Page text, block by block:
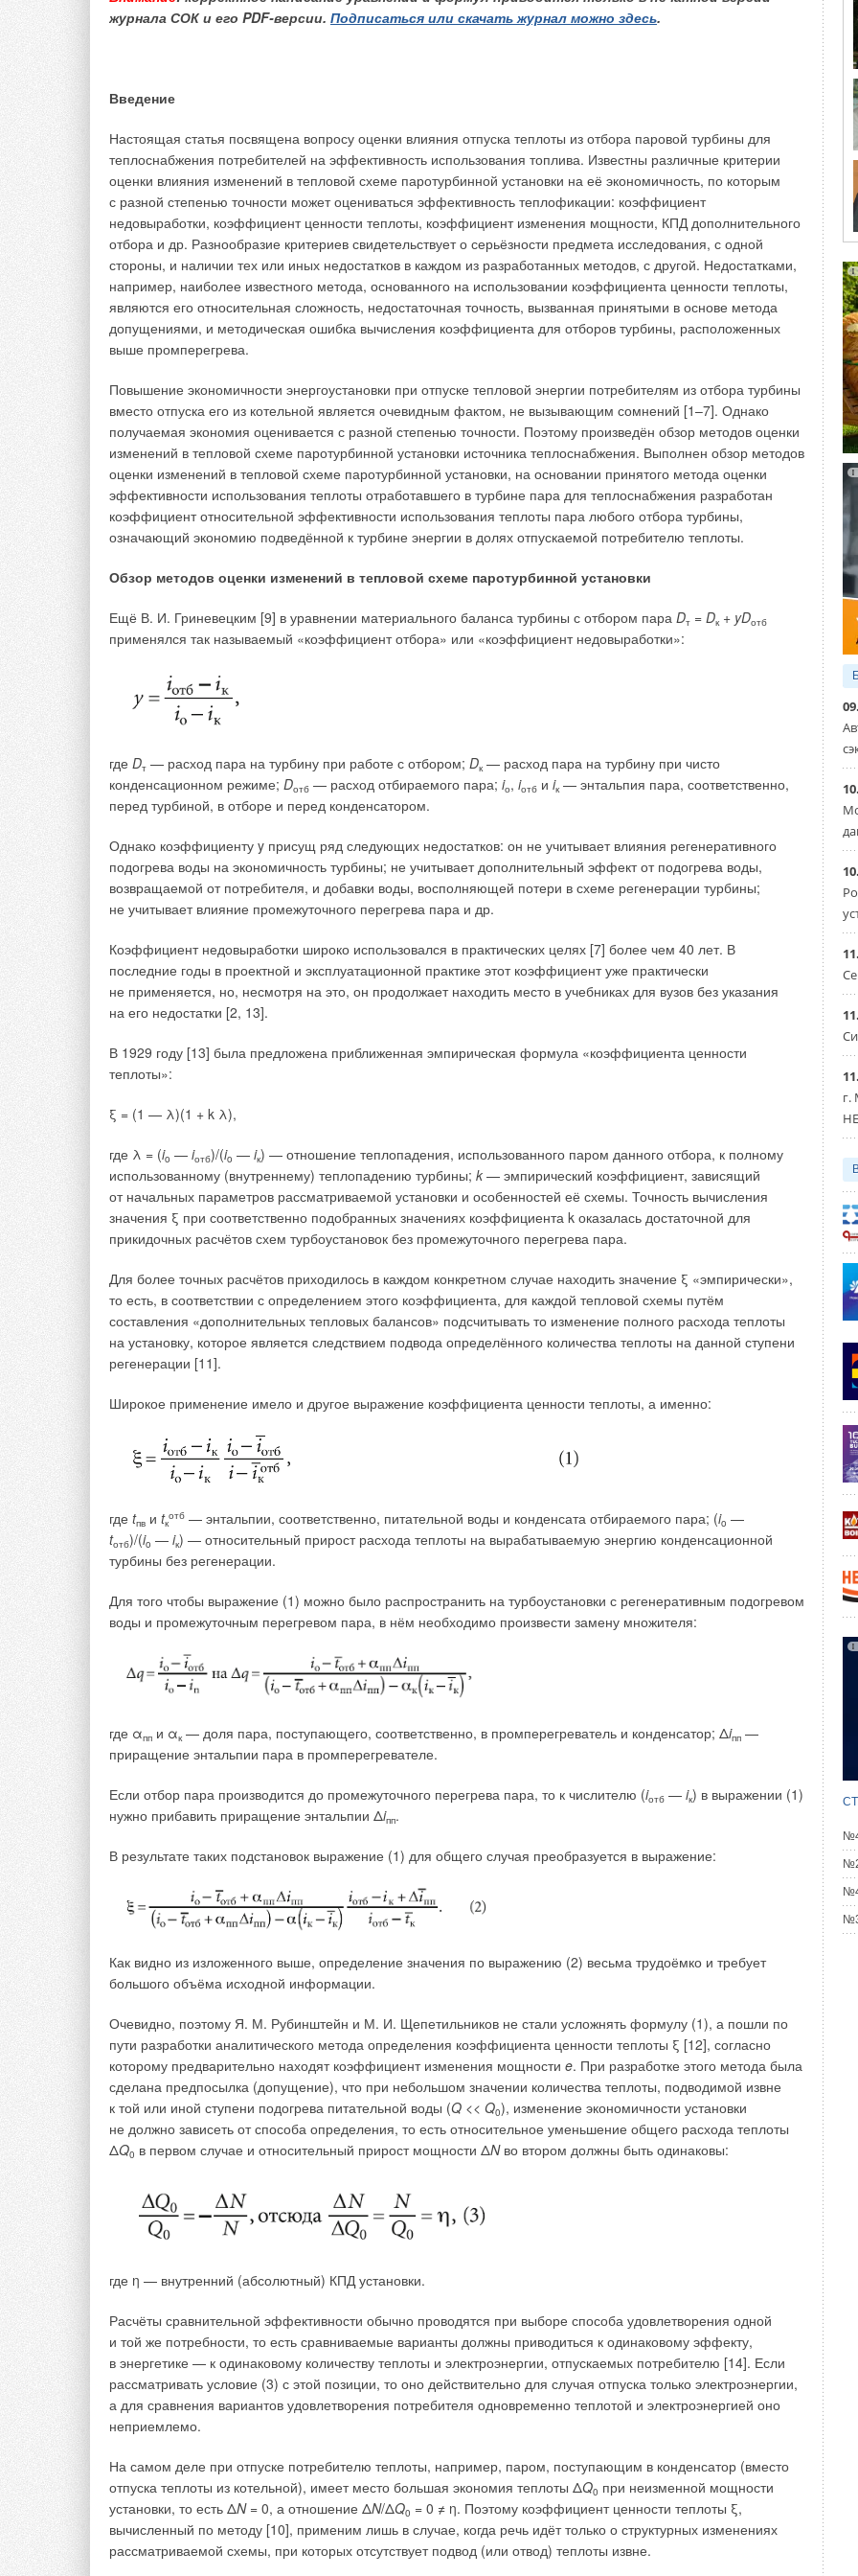
журнала СОК и его PDF-версии. Подписаться или скачать журнал можно здесь.
Введение
Настоящая статья посвящена вопросу оценки влияния отпуска теплоты из отбора паровой турбины для
теплоснабжения потребителей на эффективность использования топлива. Известны различные критерии
оценки влияния изменений в тепловой схеме паротурбинной установки на её экономичность, по которым
с разной степенью точности может оцениваться эффективность теплофикации: коэффициент
недовыработки, коэффициент ценности теплоты, коэффициент изменения мощности, КПД дополнительного
отбора и др. Разнообразие критериев свидетельствует о серьёзности предмета исследования, с одной
стороны, и наличии тех или иных недостатков в каждом из разработанных методов, с другой. Недостатками,
например, наиболее известного метода, основанного на использовании коэффициента ценности теплоты,
являются его относительная сложность, недостаточная точность, вызванная принятыми в основе метода
допущениями, и методическая ошибка вычисления коэффициента для отборов турбины, расположенных
выше промперегрева.
Повышение экономичности энергоустановки при отпуске тепловой энергии потребителям из отбора турбины
вместо отпуска его из котельной является очевидным фактом, не вызывающим сомнений [1–7]. Однако
получаемая экономия оценивается с разной степенью точности. Поэтому произведён обзор методов оценки
изменений в тепловой схеме паротурбинной установки источника теплоснабжения. Выполнен обзор методов
оценки изменений в тепловой схеме паротурбинной установки, на основании принятого метода оценки
эффективности использования теплоты отработавшего в турбине пара для теплоснабжения разработан
коэффициент относительной эффективности использования теплоты пара любого отбора турбины,
означающий экономию подведённой к турбине энергии в долях отпускаемой потребителю теплоты.
Обзор методов оценки изменений в тепловой схеме паротурбинной установки
Ещё В. И. Гриневецким [9] в уравнении материального баланса турбины с отбором пара Dт = Dк + yDотб
применялся так называемый «коэффициент отбора» или «коэффициент недовыработки»:
где Dт — расход пара на турбину при работе с отбором; Dк — расход пара на турбину при чисто
конденсационном режиме; Dотб — расход отбираемого пара; iо, iотб и iк — энтальпия пара, соответственно,
перед турбиной, в отборе и перед конденсатором.
Однако коэффициенту y присущ ряд следующих недостатков: он не учитывает влияния регенеративного
подогрева воды на экономичность турбины; не учитывает дополнительный эффект от подогрева воды,
возвращаемой от потребителя, и добавки воды, восполняющей потери в схеме регенерации турбины;
не учитывает влияние промежуточного перегрева пара и др.
Коэффициент недовыработки широко использовался в практических целях [7] более чем 40 лет. В
последние годы в проектной и эксплуатационной практике этот коэффициент уже практически
не применяется, но, несмотря на это, он продолжает находить место в учебниках для вузов без указания
на его недостатки [2, 13].
В 1929 году [13] была предложена приближенная эмпирическая формула «коэффициента ценности
теплоты»:
ξ = (1 — λ)(1 + k λ),
где λ = (io — iотб)/(io — iк) — отношение теплопадения, использованного паром данного отбора, к полному
использованному (внутреннему) теплопадению турбины; k — эмпирический коэффициент, зависящий
от начальных параметров рассматриваемой установки и особенностей её схемы. Точность вычисления
значения ξ при соответственно подобранных значениях коэффициента k оказалась достаточной для
прикидочных расчётов схем турбоустановок без промежуточного перегрева пара.
Для более точных расчётов приходилось в каждом конкретном случае находить значение ξ «эмпирически»,
то есть, в соответствии с определением этого коэффициента, для каждой тепловой схемы путём
составления «дополнительных тепловых балансов» подсчитывать то изменение полного расхода теплоты
на установку, которое является следствием подвода определённого количества теплоты на данной ступени
регенерации [11].
Широкое применение имело и другое выражение коэффициента ценности теплоты, а именно:
где tпв и tк
отб — энтальпии, соответственно, питательной воды и конденсата отбираемого пара; (io —
tотб)/(io — iк) — относительный прирост расхода теплоты на вырабатываемую энергию конденсационной
турбины без регенерации.
Для того чтобы выражение (1) можно было распространить на турбоустановки с регенеративным подогревом
воды и промежуточным перегревом пара, в нём необходимо произвести замену множителя:
где αпп и αк — доля пара, поступающего, соответственно, в промперегреватель и конденсатор; Δiпп —
приращение энтальпии пара в промперегревателе.
Если отбор пара производится до промежуточного перегрева пара, то к числителю (iотб — iк) в выражении (1)
нужно прибавить приращение энтальпии Δiпп.
В результате таких подстановок выражение (1) для общего случая преобразуется в выражение:
Как видно из изложенного выше, определение значения по выражению (2) весьма трудоёмко и требует
большого объёма исходной информации.
Очевидно, поэтому Я. М. Рубинштейн и М. И. Щепетильников не стали усложнять формулу (1), а пошли по
пути разработки аналитического метода определения коэффициента ценности теплоты ξ [12], согласно
которому предварительно находят коэффициент изменения мощности e. При разработке этого метода была
сделана предпосылка (допущение), что при небольшом значении количества теплоты, подводимой извне
к той или иной ступени подогрева питательной воды (Q << Q0), изменение экономичности установки
не должно зависеть от способа определения, то есть относительное уменьшение общего расхода теплоты
ΔQ0 в первом случае и относительный прирост мощности ΔNво втором должны быть одинаковы:
где η — внутренний (абсолютный) КПД установки.
Расчёты сравнительной эффективности обычно проводятся при выборе способа удовлетворения одной
и той же потребности, то есть сравниваемые варианты должны приводиться к одинаковому эффекту,
в энергетике — к одинаковому количеству теплоты и электроэнергии, отпускаемых потребителю [14]. Если
рассматривать условие (3) с этой позиции, то оно действительно для случая отпуска только электроэнергии,
а для сравнения вариантов удовлетворения потребителя одновременно теплотой и электроэнергией оно
неприемлемо.
На самом деле при отпуске потребителю теплоты, например, паром, поступающим в конденсатор (вместо
отпуска теплоты из котельной), имеет место большая экономия теплоты ΔQ0 при неизменной мощности
установки, то есть ΔN= 0, а отношение ΔN/ΔQ0 = 0 ≠ η. Поэтому коэффициент ценности теплоты ξ,
вычисленный по методу [10], применим лишь в случае, когда речь идёт только о структурных изменениях
рассматриваемой схемы, при которых отсутствует подвод (или отвод) теплоты извне.
г.
вентилируемым воздушным зазором для энергоэффективных зданий с комплексом ВИЭ.
используется как канал для движения тёплого осушенного вытяжного воздуха. Наружный слой
фасадной панели может выполняться с дополнительным слоем из тонкоплёночных солнечных
панелей. Использование многослойных фасадных панелей значительно сокращает расход
тепловой энергии на отопление и вентиляцию здания.
Введение
В настоящее время в мировом сообществе особо актуальна проблема экономии энергетических ресурсов.
Развитые страны в решении данной проблемы делают упор на сокращение удельного энергопотребления
Основными факторами, влияющими на развитие в мире возобновляемой энергетики, являются: сокращение
запасов топливных ресурсов, увеличение стоимости ископаемого топлива, быстрый рост населения Земли
[1], рост энергопотребления, повышение температуры биосферы, необходимость снижения выбросов
парниковых газов и многое другое.
С конца XX века можно было наблюдать резкий рост человеческой популяции (рис. 1). К примеру, в 1987
в 8 млрд. Одновременно с ростом населения растёт энергопотребление, в результате чего происходит
резкое увеличение объёмов выбросов парниковых газов (углекислого газа, метана, оксида азота и т. п.),
земной биосферы к 2100 году может составить +5°C [3].
Строительство и эксплуатация зданий и сооружений производят более половины выбросов всех парниковых
газов [2]. Таким образом, энергосберегающие технологии в строительстве становятся приоритетной задачей
для проектировщиков и строителей.
Кроме того, в связи с действующей госпрограммой «Социально-экономическое развитие Дальневосточного
федерального округа» и «Стратегией развития Арктической зоны РФ» развитие и создание новых
с экстремальными природно-климатическими условиями становятся необходимыми.
условия, удалённость от основных промышленных центров, малая плотность населения.
Например, общая площадь регионов, входящих в «Программу освоения земель Дальнего Востока»
(Забайкальский, Приморский, Хабаровский и Камчатский края, Республика Бурятия, ЕАО, Республика Саха,
плотность населения по перечисленным областям и республикам составляет 1,0 человек на 1 км².
Перечисленные особенности делают развитие подобных «удалённых» территорий затруднительным.
Конструкция многослойной фасадной панели
Произведённый анализ современных фасадных решений позволил создать новый тип многослойной
фасадной панели (МФП) [4]. Прототипом для многослойной фасадной панели послужил один из трендов
Основоположником идеи климатического фасада считается известный архитектор Ле Корбюзье.
Предложенная архитектором в начале XX века инновационная идея «нейтрализующей стены» (neutralizing
wall) заключалась в создании двухслойного фасада с воздушным зазором, в котором устанавливаются
В настоящее время конструкция двойного остеклённого фасада особо распространена в высотном
строительстве.
Мировую известность получили такие здания, как «Сити-Холл» и небоскрёб «Мэри-Экс» в Лондоне,
«Коммерцбанк» во Франкфурте-на-Майне и многие другие.
Фасад с «двойной кожей» представляет собой две оболочки из стекла, которые обеспечивают эстетическое
оформление и выполняют функцию ограждения. Климатические фасады различаются по многим
параметрам: размещению поверхностей двойного фасада, наличию вентиляционных отверстий (без
отверстий, с отверстиями, на обоих слоях фасада, только на внутренней поверхности фасада), величине
зазора и другим. Климатический фасад может предусматриваться с механической или естественной
вентиляцией через запроектированную систему отверстий. Расстояние между слоями фасада составляет